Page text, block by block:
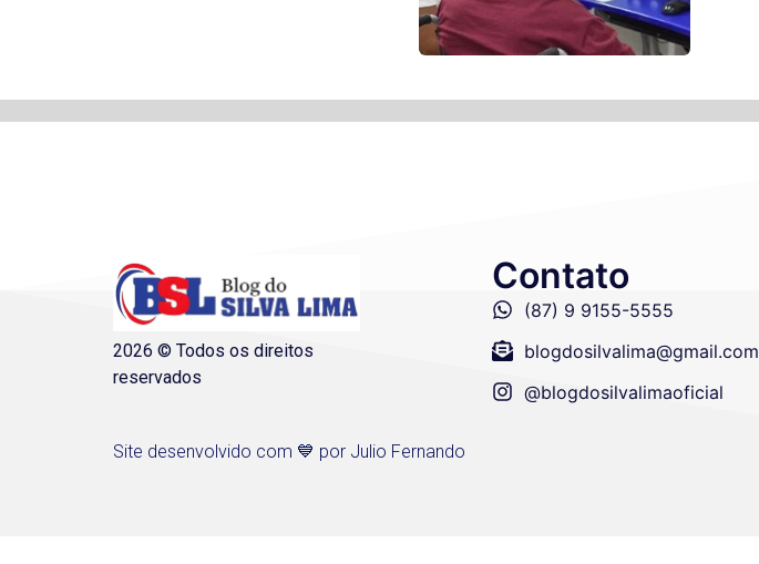
2026 © Todos os direitos
reservados
Contato
(87) 9 9155-5555
blogdosilvalima@gmail.com
@blogdosilvalimaoficial
Site desenvolvido com 💙 por Julio Fernando